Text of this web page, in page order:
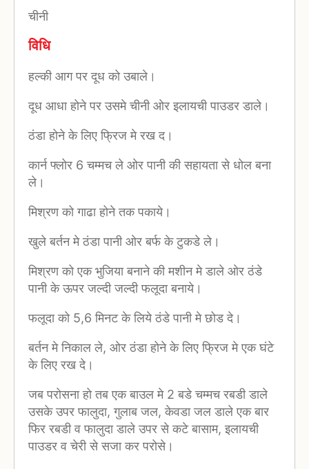
चीनी
विधि
हल्की आग पर दूध को उबाले।
दूध आधा होने पर उसमे चीनी ओर इलायची पाउडर डाले।
ठंडा होने के लिए फ्रिज मे रख द।
कार्न फ्लोर 6 चम्मच ले ओर पानी की सहायता से धोल बना
ले।
मिश्रण को गाढा होने तक पकाये।
खुले बर्तन मे ठंडा पानी ओर बर्फ के टुकडे ले।
मिश्रण को एक भुजिया बनाने की मशीन मे डाले ओर ठंडे
पानी के ऊपर जल्दी जल्दी फलूदा बनाये।
फलूदा को 5,6 मिनट के लिये ठंडे पानी मे छोड दे।
बर्तन मे निकाल ले, ओर ठंडा होने के लिए फ्रिज मे एक घंटे
के लिए रख दे।
जब परोसना हो तब एक बाउल मे 2 बडे चम्मच रबडी डाले
उसके उपर फालुदा, गुलाब जल, केवडा जल डाले एक बार
फिर रबडी व फालुदा डाले उपर से कटे बासाम, इलायची
पाउडर व चेरी से सजा कर परोसे।